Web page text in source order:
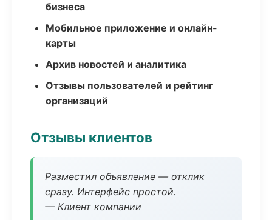
бизнеса
Мобильное приложение и онлайн-
карты
Архив новостей и аналитика
Отзывы пользователей и рейтинг
организаций
Отзывы клиентов
Разместил объявление — отклик
сразу. Интерфейс простой.
— Клиент компании